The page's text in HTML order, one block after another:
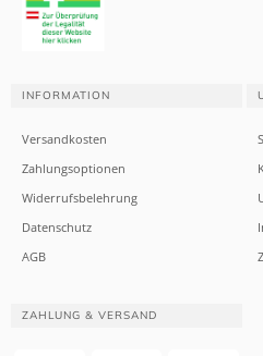
INFORMATION
Versandkosten
Zahlungsoptionen
Widerrufsbelehrung
Datenschutz
AGB
ZAHLUNG & VERSAND